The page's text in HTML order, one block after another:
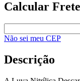
Calcular Frete
Não sei meu CEP
Descrição